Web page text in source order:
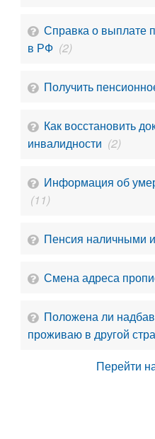
Справка о выплате
в РФ (2)
Получить
Как восстановить
инвалидности (2)
Информация об
(11)
Пенсия наличными
Смена адреса
Положена ли
проживаю в другой
Перейти